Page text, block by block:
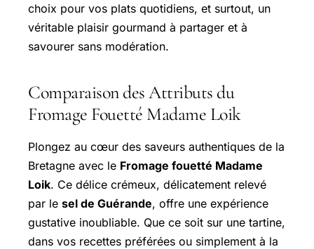
choix pour vos plats quotidiens, et surtout, un
véritable plaisir gourmand à partager et à
savourer sans modération.
Comparaison des Attributs du
Fromage Fouetté Madame Loik
Plongez au cœur des saveurs authentiques de la
Bretagne avec le Fromage fouetté Madame
Loik. Ce délice crémeux, délicatement relevé
par le sel de Guérande, offre une expérience
gustative inoubliable. Que ce soit sur une tartine,
dans vos recettes préférées ou simplement à la